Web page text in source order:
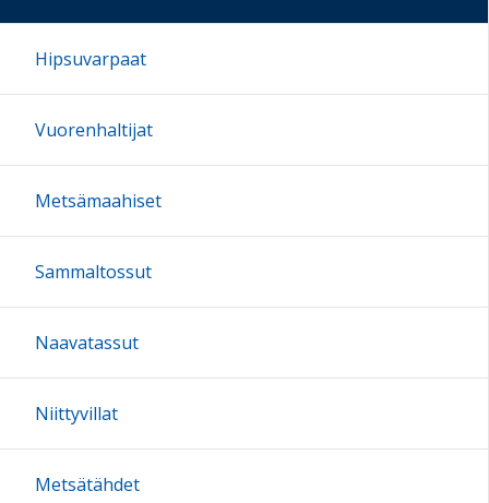
Hipsuvarpaat
Vuorenhaltijat
Metsämaahiset
Sammaltossut
Naavatassut
Niittyvillat
Metsätähdet